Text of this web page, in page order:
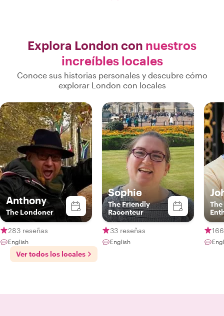
Explora London con nuestros
increíbles locales
Conoce sus historias personales y descubre cómo
explorar London con locales
Anthony
The Londoner
283 reseñas
English
Sophie
The Friendly
Raconteur
33 reseñas
English
Ver todos los locales